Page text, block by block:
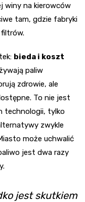
winy na kierowców
tam, gdzie fabryki
bieda i koszt
paliw
zdrowie, ale
To nie jest
technologii, tylko
zwykle
może uchwalić
jest dwa razy
jest skutkiem